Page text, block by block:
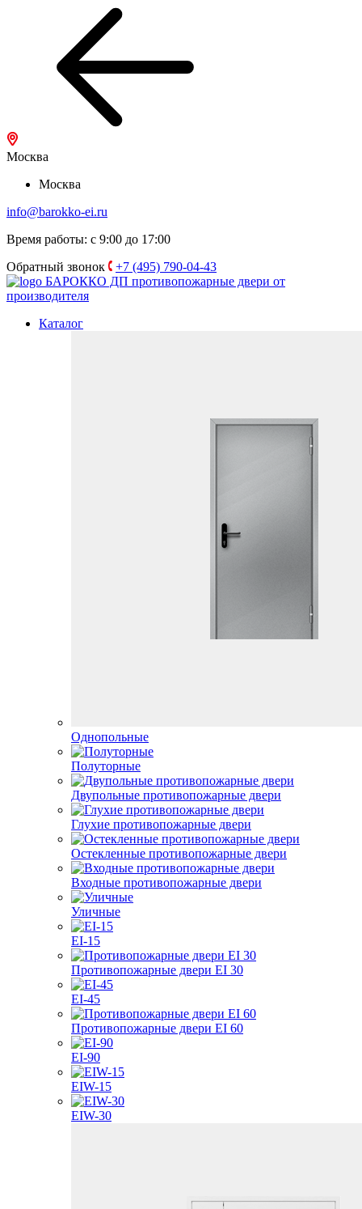
Москва
Москва
info@barokko-ei.ru
Время работы: с 9:00 до 17:00
Обратный звонок
+7 (495) 790-04-43
БАРОККО ДП противопожарные двери от
производителя
Каталог
Однопольные
Полуторные
Двупольные противопожарные двери
Глухие противопожарные двери
Остекленные противопожарные двери
Входные противопожарные двери
Уличные
EI-15
Противопожарные двери EI 30
EI-45
Противопожарные двери EI 60
EI-90
EIW-15
EIW-30